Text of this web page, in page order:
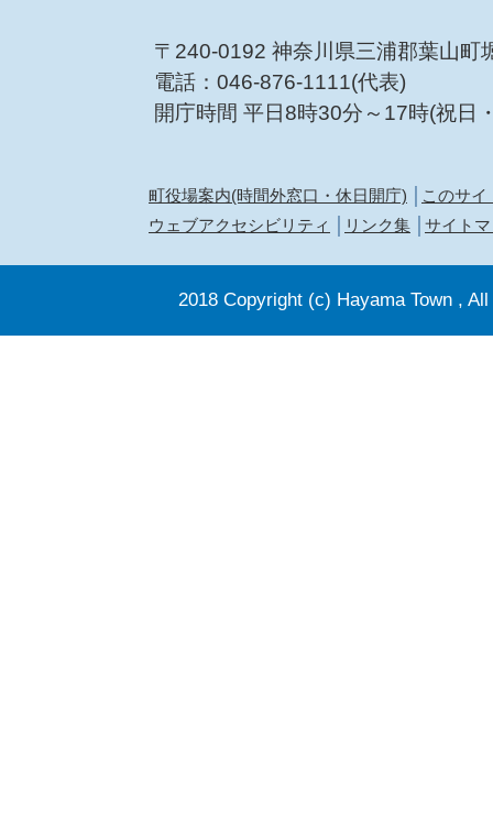
〒240-0192 神奈川県三浦郡葉山町
電話：046-876-1111(代表)
開庁時間 平日8時30分～17時(祝日
町役場案内(時間外窓口・休日開庁)
このサイ
ウェブアクセシビリティ
リンク集 サイト
2018 Copyright (c) Hayama Town ,